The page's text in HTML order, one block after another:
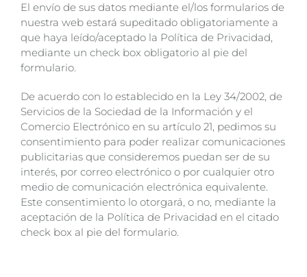
El envío de sus datos mediante el/los formularios de
nuestra web estará supeditado obligatoriamente a
que haya leído/aceptado la Política de Privacidad,
mediante un check box obligatorio al pie del
formulario.
De acuerdo con lo establecido en la Ley 34/2002, de
Servicios de la Sociedad de la Información y el
Comercio Electrónico en su artículo 21, pedimos su
consentimiento para poder realizar comunicaciones
publicitarias que consideremos puedan ser de su
interés, por correo electrónico o por cualquier otro
medio de comunicación electrónica equivalente.
Este consentimiento lo otorgará, o no, mediante la
aceptación de la Política de Privacidad en el citado
check box al pie del formulario.